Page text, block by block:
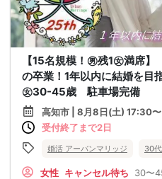
【15名規模！㊚残1㊛満席
の卒業！1年以内に結婚を
㊛30-45歳 駐車場完備
高知市 | 8月8日(土) 17:30〜
受付終了まで2日
婚活 アーバンマリッジ 30
女性 キャンセル待ち 30〜